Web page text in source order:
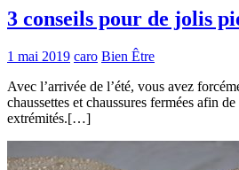
3 conseils pour de jolis
1 mai 2019 caro Bien Être
Avec l’arrivée de l’été, vous avez
chaussettes et chaussures fermées afin
extrémités.[…]